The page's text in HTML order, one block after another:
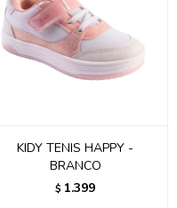
KIDY TENIS HAPPY -
BRANCO
$ 1.399